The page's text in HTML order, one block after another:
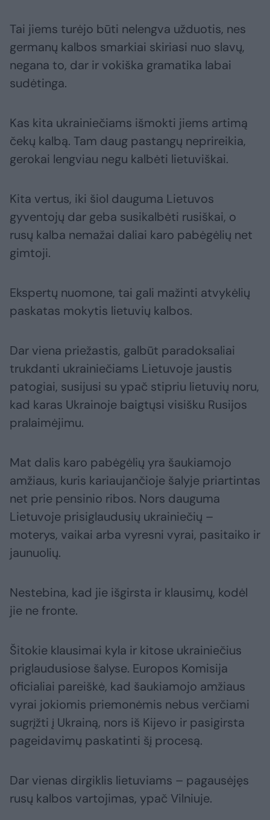
Tai jiems turėjo būti nelengva užduotis, nes
germanų kalbos smarkiai skiriasi nuo slavų,
negana to, dar ir vokiška gramatika labai
sudėtinga.
Kas kita ukrainiečiams išmokti jiems artimą
čekų kalbą. Tam daug pastangų neprireikia,
gerokai lengviau negu kalbėti lietuviškai.
Kita vertus, iki šiol dauguma Lietuvos
gyventojų dar geba susikalbėti rusiškai, o
rusų kalba nemažai daliai karo pabėgėlių net
gimtoji.
Ekspertų nuomone, tai gali mažinti atvykėlių
paskatas mokytis lietuvių kalbos.
Dar viena priežastis, galbūt paradoksaliai
trukdanti ukrainiečiams Lietuvoje jaustis
patogiai, susijusi su ypač stipriu lietuvių noru,
kad karas Ukrainoje baigtųsi visišku Rusijos
pralaimėjimu.
Mat dalis karo pabėgėlių yra šaukiamojo
amžiaus, kuris kariaujančioje šalyje priartintas
net prie pensinio ribos. Nors dauguma
Lietuvoje prisiglaudusių ukrainiečių –
moterys, vaikai arba vyresni vyrai, pasitaiko ir
jaunuolių.
Nestebina, kad jie išgirsta ir klausimų, kodėl
jie ne fronte.
Šitokie klausimai kyla ir kitose ukrainiečius
priglaudusiose šalyse. Europos Komisija
oficialiai pareiškė, kad šaukiamojo amžiaus
vyrai jokiomis priemonėmis nebus verčiami
sugrįžti į Ukrainą, nors iš Kijevo ir pasigirsta
pageidavimų paskatinti šį procesą.
Dar vienas dirgiklis lietuviams – pagausėjęs
rusų kalbos vartojimas, ypač Vilniuje.